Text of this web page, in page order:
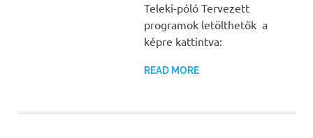
Teleki-póló Tervezett
programok letölthetők a
képre kattintva:
READ MORE